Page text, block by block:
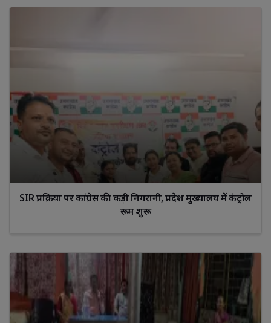
SIR प्रक्रिया पर कांग्रेस की कड़ी निगरानी, प्रदेश मुख्यालय में कंट्रोल
रूम शुरू